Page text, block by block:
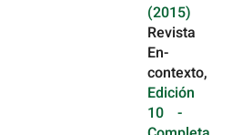
(2015)
Revista
En-
contexto,
Edición
10 -